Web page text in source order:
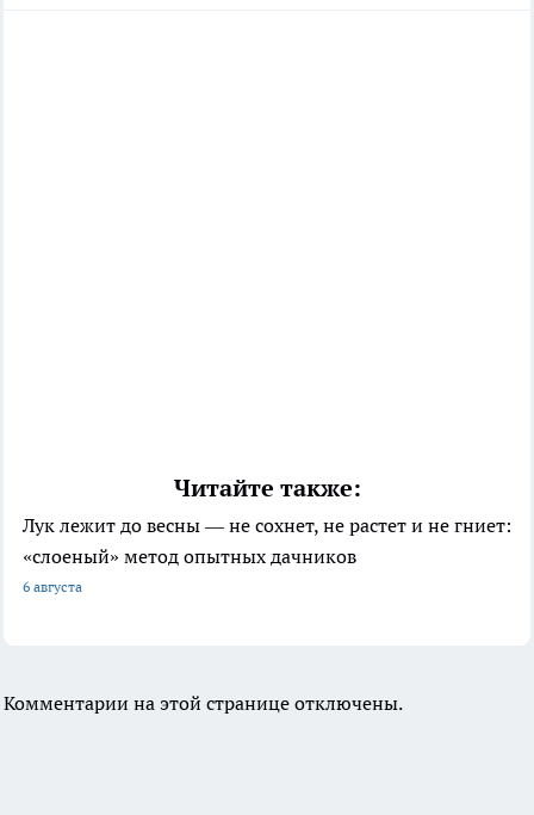
Читайте также:
Лук лежит до весны — не сохнет, не растет и не гниет:
«слоеный» метод опытных дачников
6 августа
Комментарии на этой странице отключены.